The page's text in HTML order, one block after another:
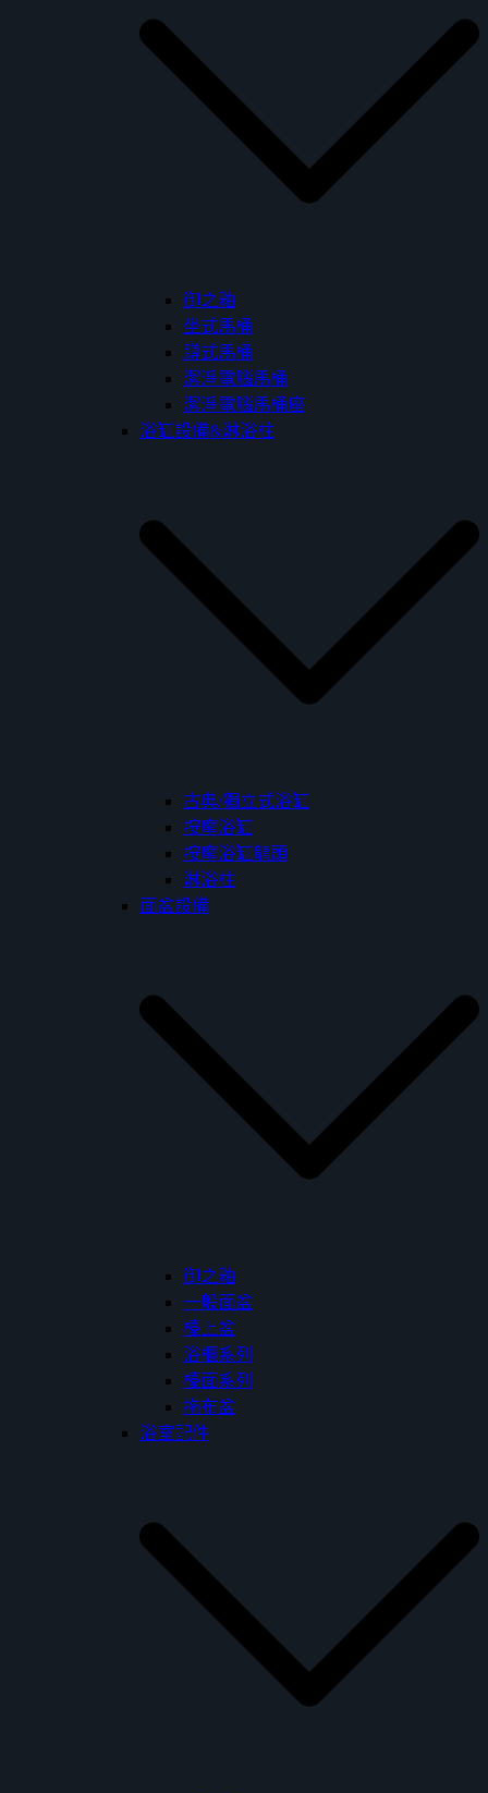
御之釉
坐式馬桶
蹲式馬桶
潔淨電腦馬桶
潔淨電腦馬桶座
浴缸設備&淋浴柱
古典/獨立式浴缸
按摩浴缸
按摩浴缸龍頭
淋浴柱
面盆設備
御之釉
一般面盆
檯上盆
浴櫃系列
檯面系列
拖布盆
浴室配件